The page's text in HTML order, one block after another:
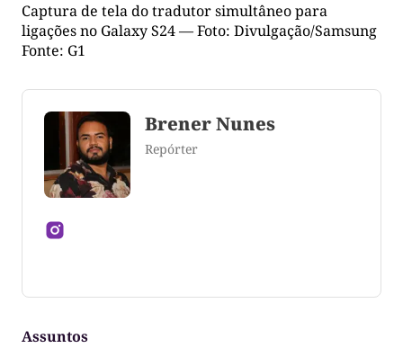
Captura de tela do tradutor simultâneo para
ligações no Galaxy S24 — Foto: Divulgação/Samsung
Fonte: G1
Brener Nunes
Repórter
Tocantins
Assuntos